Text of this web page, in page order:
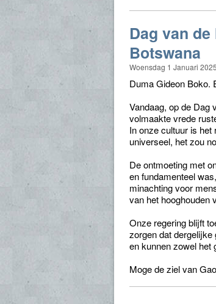
Dag van
Botswana
Woensdag 1 Januari 2025
Duma Gideon Boko.
Vandaag, op de Dag
volmaakte vrede
In onze cultuur is
universeel, het zou
De ontmoeting met
en fundamenteel
minachting voor
van het hooghouden
Onze regering blijft
zorgen dat dergelijke
en kunnen zowel het
Moge de ziel van